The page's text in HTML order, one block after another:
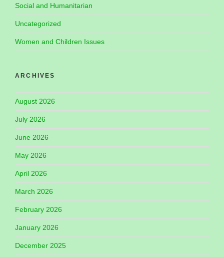
Social and Humanitarian
Uncategorized
Women and Children Issues
ARCHIVES
August 2026
July 2026
June 2026
May 2026
April 2026
March 2026
February 2026
January 2026
December 2025